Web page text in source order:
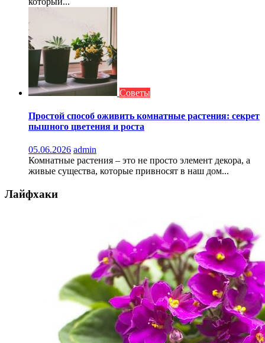
Советы
Простой способ оживить комнатные растения: секрет
пышного цветения и роста
05.06.2026 admin
Комнатные растения – это не просто элемент декора, а
живые существа, которые привносят в наш дом...
Лайфхаки